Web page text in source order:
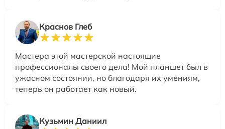
Краснов Глеб
Мастера этой мастерской настоящие
профессионалы своего дела! Мой планшет был в
ужасном состоянии, но благодаря их умениям,
теперь он работает как новый.
Кузьмин Даниил